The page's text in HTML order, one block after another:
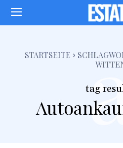
STARTSEITE
tag